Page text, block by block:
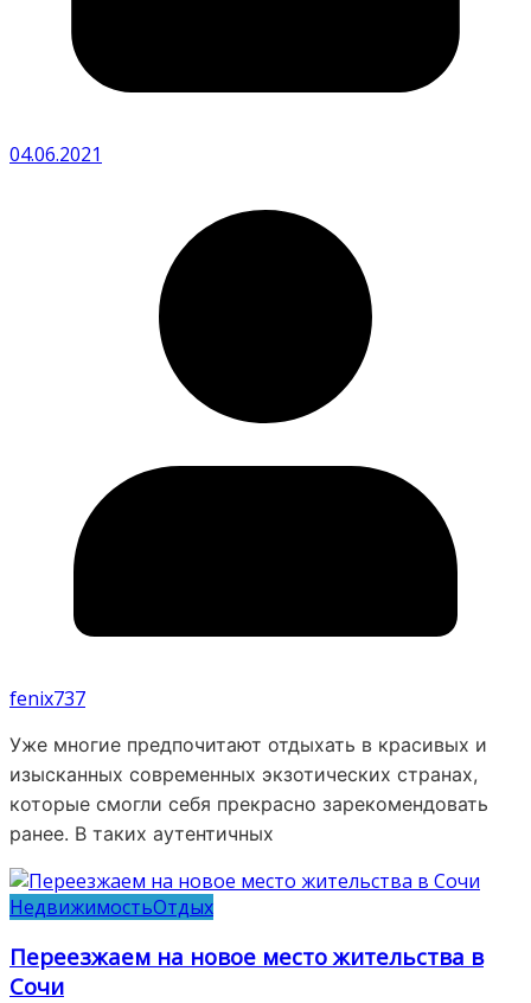
04.06.2021
fenix737
Уже многие предпочитают отдыхать в красивых и
изысканных современных экзотических странах,
которые смогли себя прекрасно зарекомендовать
ранее. В таких аутентичных
НедвижимостьОтдых
Переезжаем на новое место жительства в
Сочи